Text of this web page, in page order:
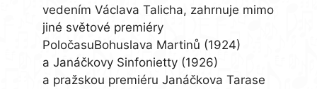
vedením Václava Talicha, zahrnuje mimo
jiné světové premiéry
PoločasuBohuslava Martinů (1924)
a Janáčkovy Sinfonietty (1926)
a pražskou premiéru Janáčkova Tarase